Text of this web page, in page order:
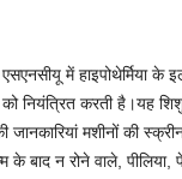
में हाइपोथेर्मिया के
को नियंत्रित करती
मशीनों की
न रोने वाले, पीलिया,